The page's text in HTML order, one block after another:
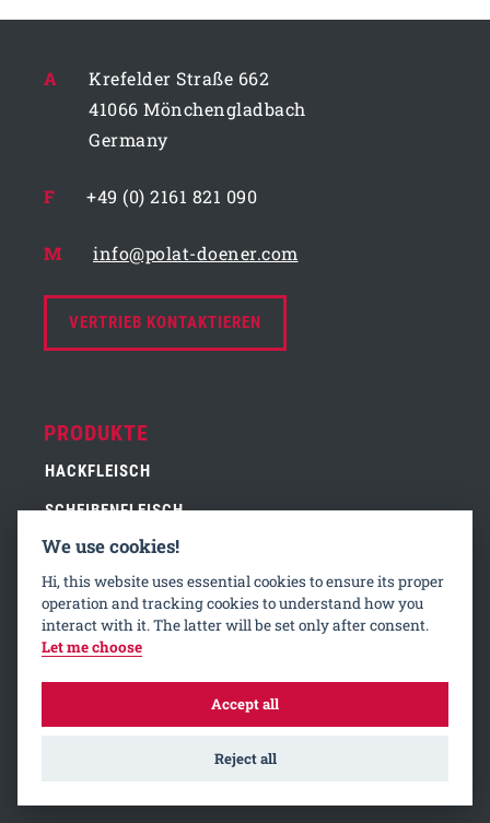
A
Krefelder Straße 662
41066 Mönchengladbach
Germany
F +49 (0) 2161 821 090
M info@polat-doener.com
VERTRIEB KONTAKTIEREN
PRODUKTE
HACKFLEISCH
SCHEIBENFLEISCH
QUALITÄT
ZERTIFIKATE
HALAL
We use cookies!
Hi, this website uses essential cookies to ensure its proper
operation and tracking cookies to understand how you
interact with it. The latter will be set only after consent.
Let me choose
Accept all
Reject all